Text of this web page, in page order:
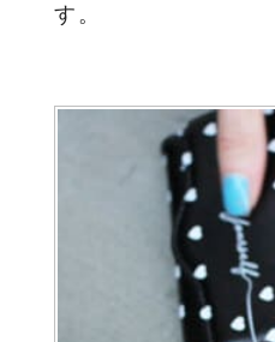
す。